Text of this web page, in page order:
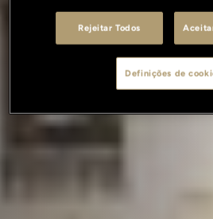
Rejeitar Todos
Definições de